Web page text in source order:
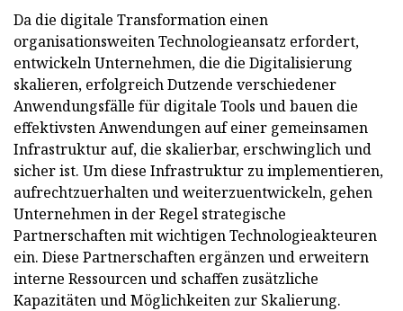
Da die digitale Transformation einen
organisationsweiten Technologieansatz erfordert,
entwickeln Unternehmen, die die Digitalisierung
skalieren, erfolgreich Dutzende verschiedener
Anwendungsfälle für digitale Tools und bauen die
effektivsten Anwendungen auf einer gemeinsamen
Infrastruktur auf, die skalierbar, erschwinglich und
sicher ist. Um diese Infrastruktur zu implementieren,
aufrechtzuerhalten und weiterzuentwickeln, gehen
Unternehmen in der Regel strategische
Partnerschaften mit wichtigen Technologieakteuren
ein. Diese Partnerschaften ergänzen und erweitern
interne Ressourcen und schaffen zusätzliche
Kapazitäten und Möglichkeiten zur Skalierung.